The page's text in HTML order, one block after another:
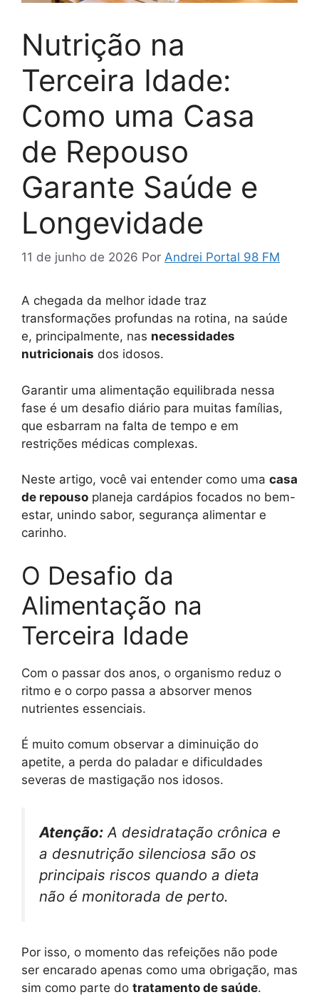
Nutrição na
Terceira Idade:
Como uma Casa
de Repouso
Garante Saúde e
Longevidade
11 de junho de 2026 Por Andrei Portal 98 FM
A chegada da melhor idade traz
transformações profundas na rotina, na saúde
e, principalmente, nas necessidades
nutricionais dos idosos.
Garantir uma alimentação equilibrada nessa
fase é um desafio diário para muitas famílias,
que esbarram na falta de tempo e em
restrições médicas complexas.
Neste artigo, você vai entender como uma casa
de repouso planeja cardápios focados no bem-
estar, unindo sabor, segurança alimentar e
carinho.
O Desafio da
Alimentação na
Terceira Idade
Com o passar dos anos, o organismo reduz o
ritmo e o corpo passa a absorver menos
nutrientes essenciais.
É muito comum observar a diminuição do
apetite, a perda do paladar e dificuldades
severas de mastigação nos idosos.
Atenção: A desidratação crônica e
a desnutrição silenciosa são os
principais riscos quando a dieta
não é monitorada de perto.
Por isso, o momento das refeições não pode
ser encarado apenas como uma obrigação, mas
sim como parte do tratamento de saúde.